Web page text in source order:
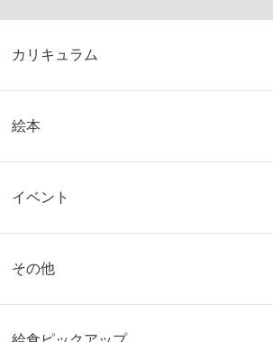
カリキュラム
絵本
イベント
その他